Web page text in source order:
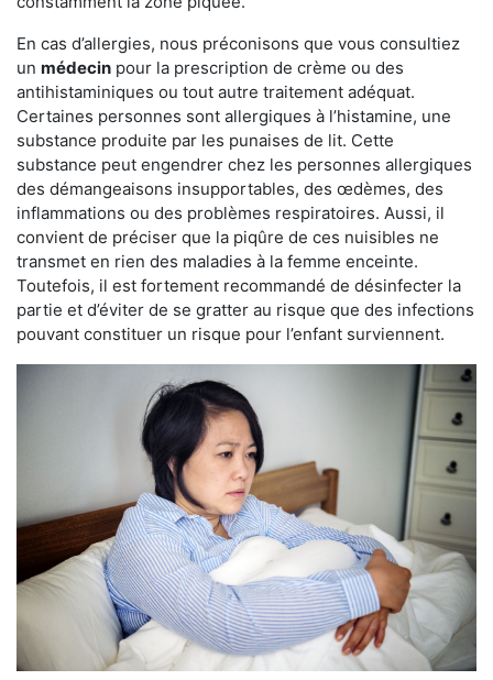
En cas d’allergies, nous préconisons que vous consultiez
un médecin pour la prescription de crème ou des
antihistaminiques ou tout autre traitement adéquat.
Certaines personnes sont allergiques à l’histamine, une
substance produite par les punaises de lit. Cette
substance peut engendrer chez les personnes allergiques
des démangeaisons insupportables, des œdèmes, des
inflammations ou des problèmes respiratoires. Aussi, il
convient de préciser que la piqûre de ces nuisibles ne
transmet en rien des maladies à la femme enceinte.
Toutefois, il est fortement recommandé de désinfecter la
partie et d’éviter de se gratter au risque que des infections
pouvant constituer un risque pour l’enfant surviennent.